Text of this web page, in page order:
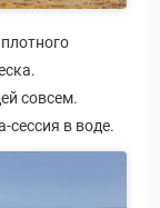
совсем.
сессия в воде.